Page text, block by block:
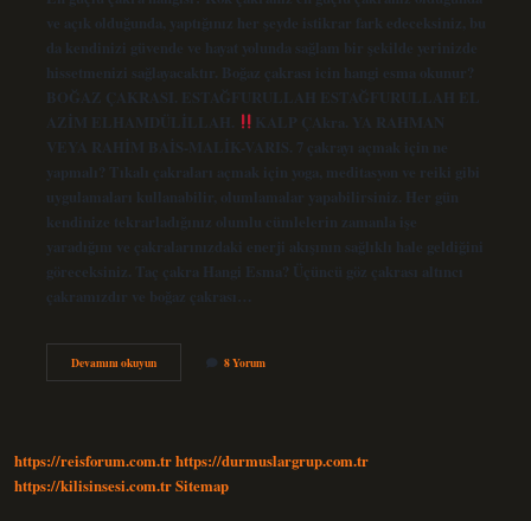
ve açık olduğunda, yaptığınız her şeyde istikrar fark edeceksiniz, bu
da kendinizi güvende ve hayat yolunda sağlam bir şekilde yerinizde
hissetmenizi sağlayacaktır. Boğaz çakrası icin hangi esma okunur?
BOĞAZ ÇAKRASI. ESTAĞFURULLAH ESTAĞFURULLAH EL
AZİM ELHAMDÜLİLLAH.
KALP ÇAkra. YA RAHMAN
VEYA RAHİM BAİS-MALİK-VARIS. 7 çakrayı açmak için ne
yapmalı? Tıkalı çakraları açmak için yoga, meditasyon ve reiki gibi
uygulamaları kullanabilir, olumlamalar yapabilirsiniz. Her gün
kendinize tekrarladığınız olumlu cümlelerin zamanla işe
yaradığını ve çakralarınızdaki enerji akışının sağlıklı hale geldiğini
göreceksiniz. Taç çakra Hangi Esma? Üçüncü göz çakrası altıncı
çakramızdır ve boğaz çakrası…
Devamını okuyunLa
Ilahe
8 Yorum
https://reisforum.com.trhttps://durmuslargrup.com.tr
https://kilisinsesi.com.trSitemap